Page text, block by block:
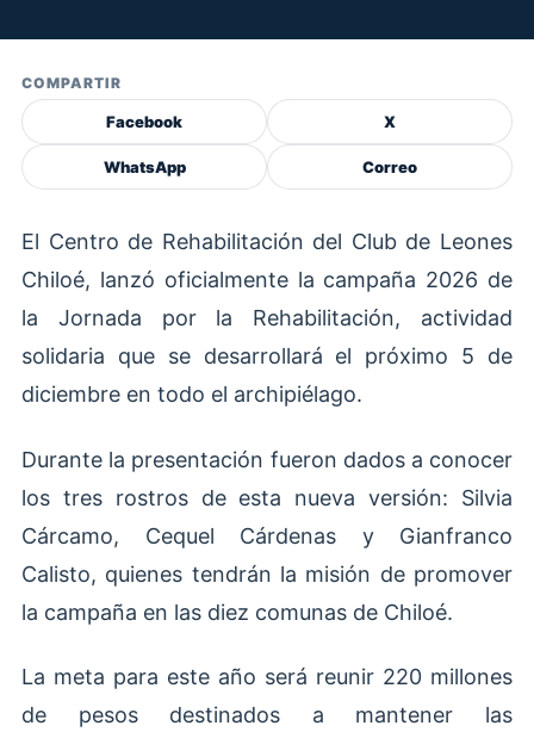
COMPARTIR
Facebook X
WhatsApp Correo
El Centro de Rehabilitación del Club de Leones
Chiloé, lanzó oficialmente la campaña 2026 de
la Jornada por la Rehabilitación, actividad
solidaria que se desarrollará el próximo 5 de
diciembre en todo el archipiélago.
Durante la presentación fueron dados a conocer
los tres rostros de esta nueva versión: Silvia
Cárcamo, Cequel Cárdenas y Gianfranco
Calisto, quienes tendrán la misión de promover
la campaña en las diez comunas de Chiloé.
La meta para este año será reunir 220 millones
de pesos destinados a mantener las